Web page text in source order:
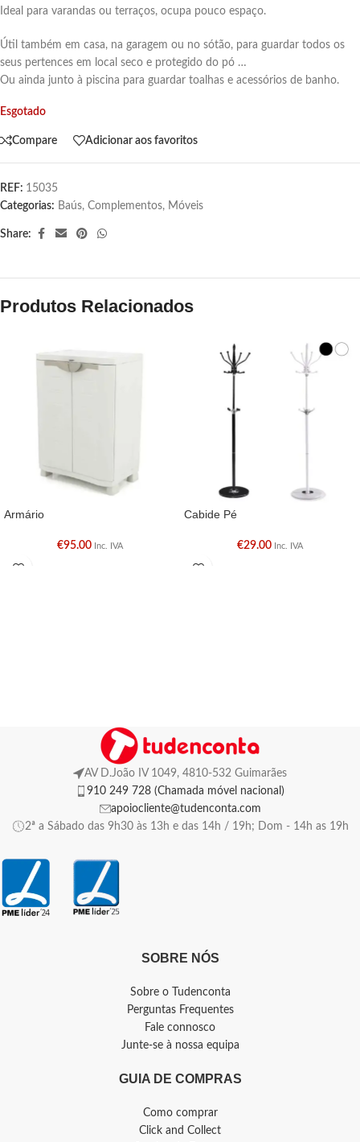
Ideal para varandas ou terraços, ocupa pouco espaço.
Útil também em casa, na garagem ou no sótão, para guardar todos os
seus pertences em local seco e protegido do pó …
Ou ainda junto à piscina para guardar toalhas e acessórios de banho.
Esgotado
Compare Adicionar aos favoritos
REF: 15035
Categorias: Baús, Complementos, Móveis
Share:
Produtos Relacionados
Armário
€95.00 Inc. IVA
Cabide Pé
€29.00 Inc. IVA
AV D.João IV 1049, 4810-532 Guimarães
910 249 728 (Chamada móvel nacional)
apoiocliente@tudenconta.com
2ª a Sábado das 9h30 às 13h e das 14h / 19h; Dom - 14h as 19h
SOBRE NÓS
Sobre o Tudenconta
Perguntas Frequentes
Fale connosco
Junte-se à nossa equipa
GUIA DE COMPRAS
Como comprar
Click and Collect